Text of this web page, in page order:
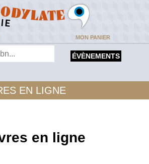
MON PANIER
ÉVÈNEMENTS
EN LIGNE
en ligne